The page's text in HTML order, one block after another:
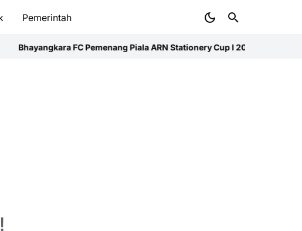
Pemerintah
Bhayangkara FC Pemenang Piala ARN Stationery Cup I 2026Pemkab Aceh